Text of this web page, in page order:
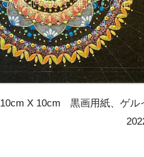
10cm X 10cm 黒画用紙、ゲル